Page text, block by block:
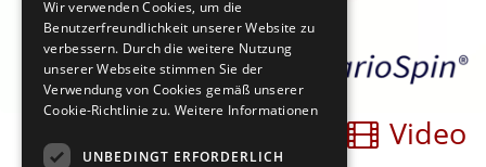
Brautschuhe
Sneaker
Merlet
Nueva Epoca
Bilder Video
Wir verwenden Cookies, um die
Benutzerfreundlichkeit unserer Website zu
verbessern. Durch die weitere Nutzung
unserer Webseite stimmen Sie der
Verwendung von Cookies gemäß unserer
Cookie-Richtlinie zu. Weitere Informationen
UNBEDINGT ERFORDERLICH